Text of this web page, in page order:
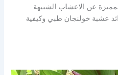
عن الاعشاب الشبيهة
عشبة خولنجان طبي وكيفية